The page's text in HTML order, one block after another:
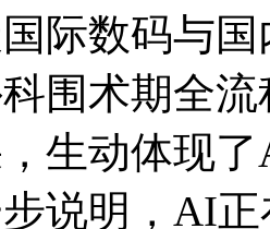
天国际数码
围术期全流
，生动体
步说明，